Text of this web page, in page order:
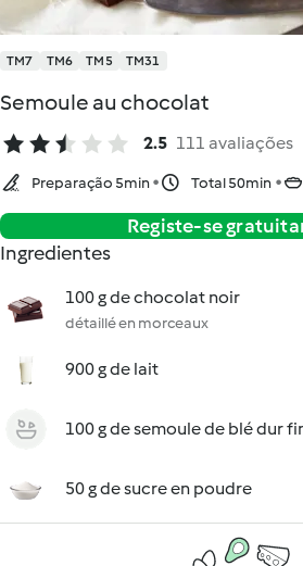
TM7 TM6 TM5 TM31
Semoule au chocolat
2.5 111 avaliações
Preparação 5min Total 50min
Registe-se
Ingredientes
100 g de chocolat noir
détaillé en morceaux
900 g de lait
100 g de semoule de blé dur
50 g de sucre en poudre